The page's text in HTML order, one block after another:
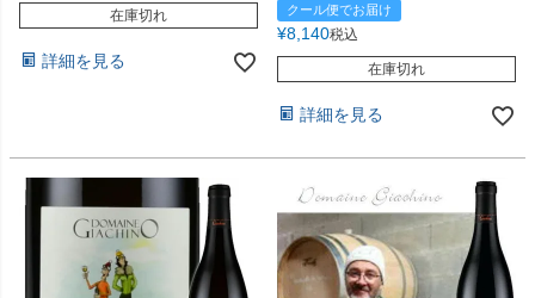
在庫切れ
詳細を見る
クール便でお届け
¥8,140税込
在庫切れ
詳細を見る